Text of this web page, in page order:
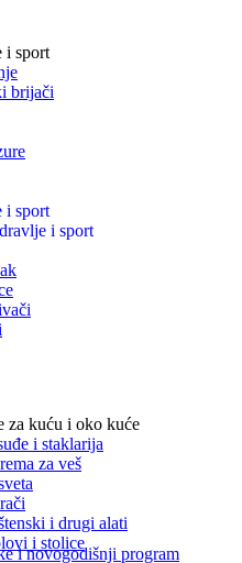
i sport
brijači
i sport
i sport
za kuću i oko kuće
i staklarija
za veš
i drugi alati
i stolice
i novogodišnji program